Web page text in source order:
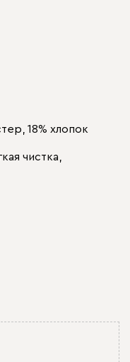
18% хлопок
чистка,